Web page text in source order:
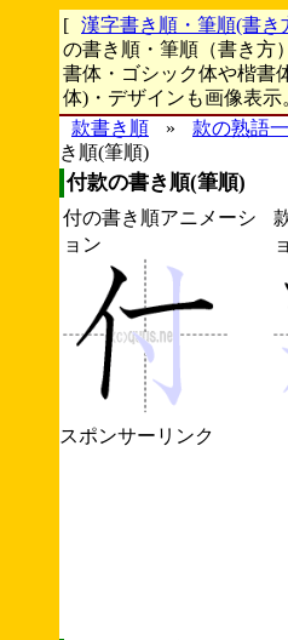
[ 漢字書き順・筆順(書き
の書き順・筆順（書き方
書体・ゴシック体や楷書
体)・デザインも画像表示
款書き順
» 款の熟語
き順(筆順)
付款の書き順(筆順)
付の書き順アニメーシ
ョン
スポンサーリンク